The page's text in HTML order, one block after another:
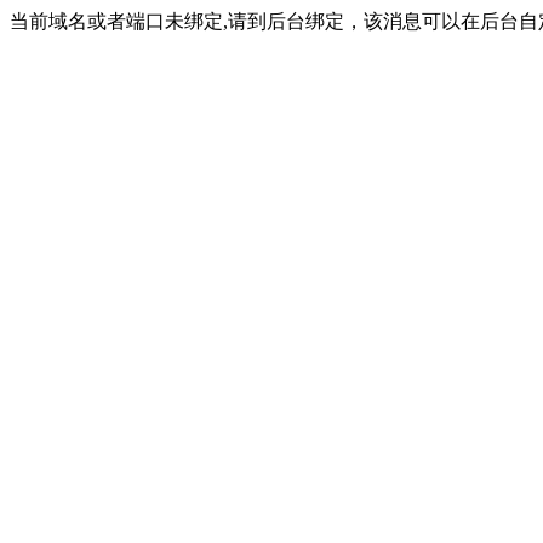
当前域名或者端口未绑定,请到后台绑定，该消息可以在后台自